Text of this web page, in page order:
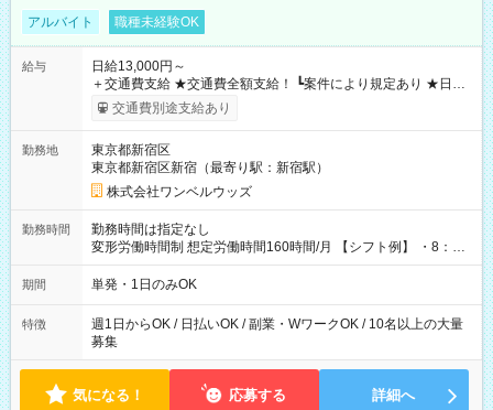
アルバイト 職種未経験OK
給与
日給13,000円～
＋交通費支給 ★交通費全額支給！ ┗案件により規定あり ★日払
いOK！（規定あり） ┗働いたその日に現金GET♪ お仕事後はコ
ンビニATMから 日払い分を引き落とせます！ 【試用期間】試
交通費別途支給あり
勤務地
東京都新宿区
東京都新宿区新宿（最寄り駅：新宿駅）
株式会社ワンベルウッズ
勤務時間
勤務時間は指定なし
変形労働時間制 想定労働時間160時間/月 【シフト例】 ・8：00
～21：00
期間 単発・1日のみOK
特徴
週1日からOK / 日払いOK / 副業・WワークOK / 10名以上の大量
募集
気になる！ 応募する 詳細へ